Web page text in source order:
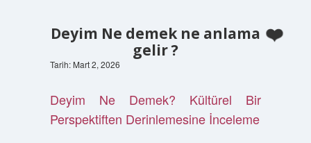
Deyim Ne demek ne anlama
gelir ?
Tarih: Mart 2, 2026
Deyim Ne Demek? Kültürel Bir
Perspektiften Derinlemesine İnceleme